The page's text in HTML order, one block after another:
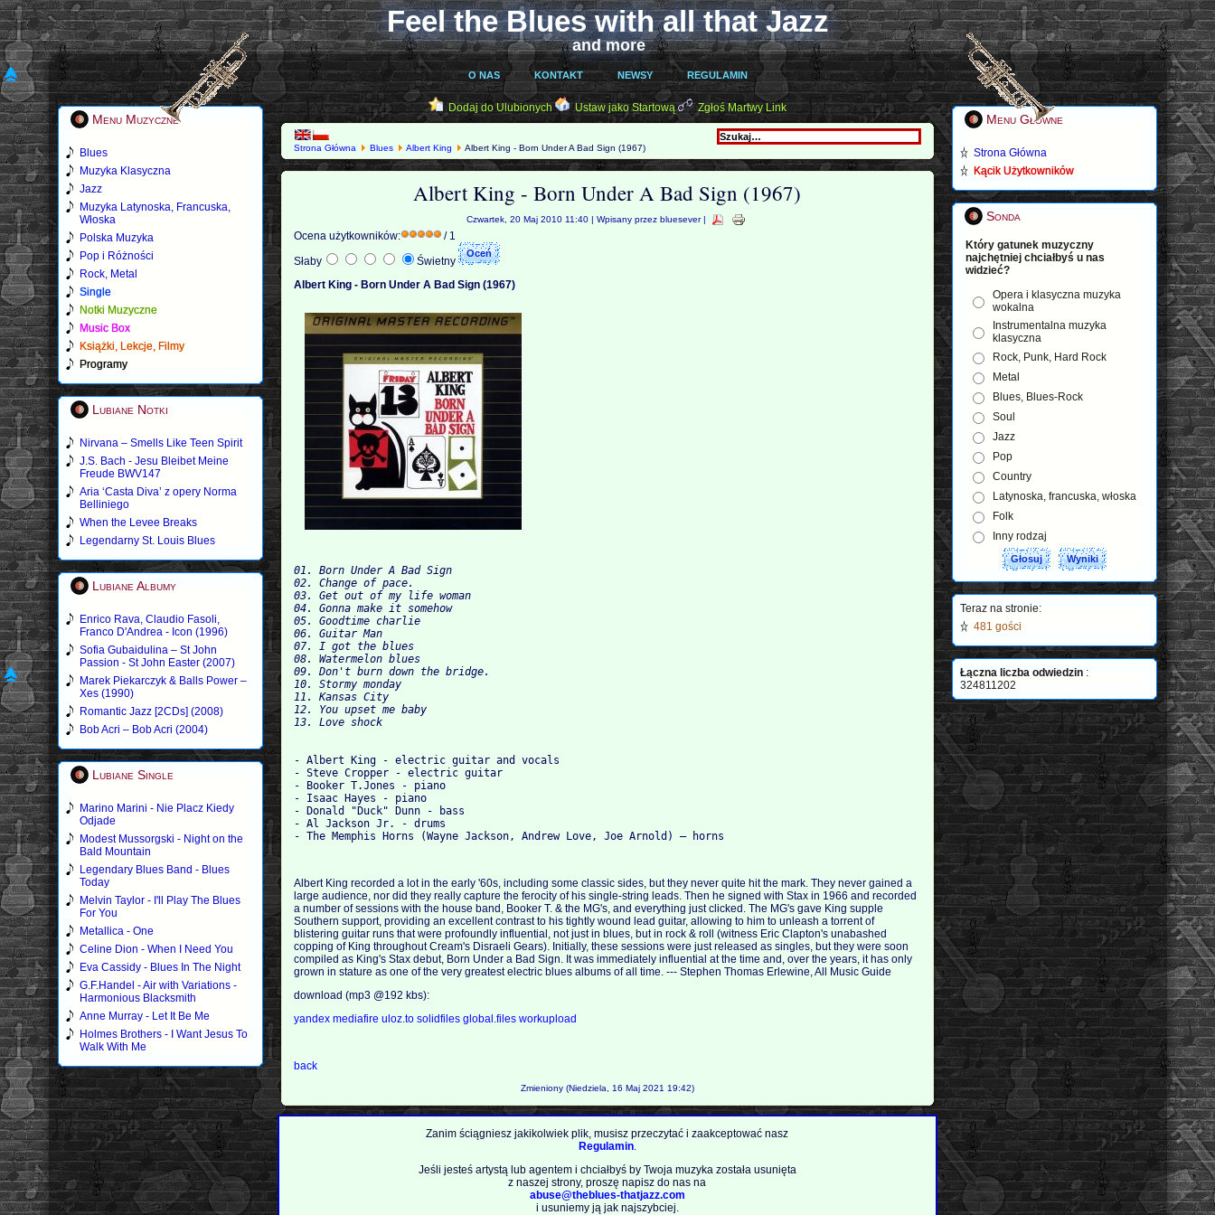
Feel the Blues with all that Jazz
and more
O NAS KONTAKT NEWSY REGULAMIN
Menu Muzyczne
Blues
Muzyka Klasyczna
Jazz
Muzyka Latynoska, Francuska,
Włoska
Polska Muzyka
Pop i Różności
Rock, Metal
Single
Notki Muzyczne
Music Box
Książki, Lekcje, Filmy
Programy
Lubiane Notki
Nirvana – Smells Like Teen Spirit
J.S. Bach - Jesu Bleibet Meine
Freude BWV147
Aria ‘Casta Diva’ z opery Norma
Belliniego
When the Levee Breaks
Legendarny St. Louis Blues
Lubiane Albumy
Enrico Rava, Claudio Fasoli,
Franco D'Andrea - Icon (1996)
Sofia Gubaidulina – St John
Passion - St John Easter (2007)
Marek Piekarczyk & Balls Power –
Xes (1990)
Romantic Jazz [2CDs] (2008)
Bob Acri – Bob Acri (2004)
Lubiane Single
Marino Marini - Nie Placz Kiedy
Odjade
Modest Mussorgski - Night on the
Bald Mountain
Legendary Blues Band - Blues
Today
Melvin Taylor - I'll Play The Blues
For You
Metallica - One
Celine Dion - When I Need You
Eva Cassidy - Blues In The Night
G.F.Handel - Air with Variations -
Harmonious Blacksmith
Anne Murray - Let It Be Me
Holmes Brothers - I Want Jesus To
Walk With Me
Dodaj do Ulubionych Ustaw jako Startową Zgłoś Martwy Link
Strona Główna Blues Albert King Albert King - Born Under A Bad Sign (1967)
Albert King - Born Under A Bad Sign (1967)
Czwartek, 20 Maj 2010 11:40 | Wpisany przez bluesever |
Ocena użytkowników:
/ 1
Słaby
Świetny
Albert King - Born Under A Bad Sign (1967)
01. Born Under A Bad Sign
02. Change of pace.
03. Get out of my life woman
04. Gonna make it somehow
05. Goodtime charlie
06. Guitar Man
07. I got the blues
08. Watermelon blues
09. Don't burn down the bridge.
10. Stormy monday
11. Kansas City
12. You upset me baby
- Albert King - electric guitar and vocals
- Steve Cropper - electric guitar
- Booker T.Jones - piano
- Isaac Hayes - piano
- Donald "Duck" Dunn - bass
- Al Jackson Jr. - drums
- The Memphis Horns (Wayne Jackson, Andrew Love, Joe Arnold) – horns
Albert King recorded a lot in the early '60s, including some classic sides, but they never quite hit the mark. They never gained a
large audience, nor did they really capture the ferocity of his single-string leads. Then he signed with Stax in 1966 and recorded
a number of sessions with the house band, Booker T. & the MG's, and everything just clicked. The MG's gave King supple
Southern support, providing an excellent contrast to his tightly wound lead guitar, allowing to him to unleash a torrent of
blistering guitar runs that were profoundly influential, not just in blues, but in rock & roll (witness Eric Clapton's unabashed
copping of King throughout Cream's Disraeli Gears). Initially, these sessions were just released as singles, but they were soon
compiled as King's Stax debut, Born Under a Bad Sign. It was immediately influential at the time and, over the years, it has only
grown in stature as one of the very greatest electric blues albums of all time. --- Stephen Thomas Erlewine, All Music Guide
download (mp3 @192 kbs):
yandexmediafire uloz.tosolidfilesglobal.filesworkupload
back
Zmieniony (Niedziela, 16 Maj 2021 19:42)
Zanim ściągniesz jakikolwiek plik, musisz przeczytać i zaakceptować nasz
Regulamin.
Jeśli jesteś artystą lub agentem i chciałbyś by Twoja muzyka została usunięta
z naszej strony, proszę napisz do nas na
abuse@theblues-thatjazz.com
i usuniemy ją jak najszybciej.
Menu Główne
Strona Główna
Kącik Użytkowników
Sonda
Który gatunek muzyczny
najchętniej chciałbyś u nas
widzieć?
Opera i klasyczna muzyka
wokalna
Instrumentalna muzyka
klasyczna
Rock, Punk, Hard Rock
Metal
Blues, Blues-Rock
Soul
Jazz
Pop
Country
Latynoska, francuska, włoska
Folk
Inny rodzaj
Teraz na stronie:
481 gości
Łączna liczba odwiedzin :
324811202